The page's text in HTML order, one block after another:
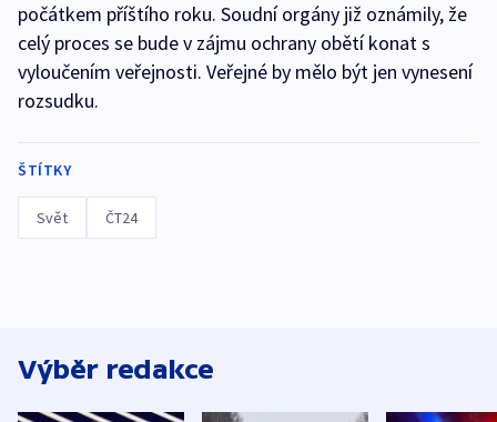
počátkem příštího roku. Soudní orgány již oznámily, že
celý proces se bude v zájmu ochrany obětí konat s
vyloučením veřejnosti. Veřejné by mělo být jen vynesení
rozsudku.
ŠTÍTKY
Svět ČT24
Výběr redakce